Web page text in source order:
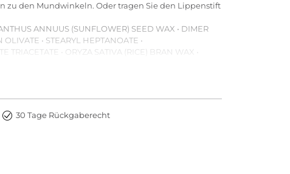
zu den Mundwinkeln. Oder tragen Sie den Lippenstift
ANNUUS (SUNFLOWER) SEED WAX • DIMER
• STEARYL HEPTANOATE •
TRIACETATE • ORYZA SATIVA (RICE) BRAN WAX •
• TOCOPHERYL ACETATE • JASMINUM
7) • CI 42090 (BLUE 1 LAKE)]
30 Tage Rückgaberecht